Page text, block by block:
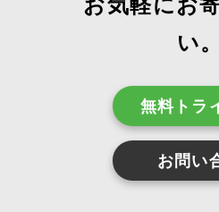
第3弾、Insightエージェン
ントは、PagerDuty のイン
関連する質問に回答し、パ
クを要約してくれる。組織
改善のためのパートナーと
こちら早期アクセス登録は
サポート終了（2026年1月
てきた経験を持つ
タ、レジリエンス、そして
に注力している。出典：
い。
無料トラ
お問い